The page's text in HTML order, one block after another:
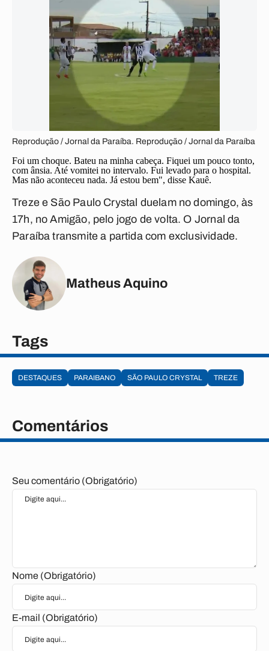
Reprodução / Jornal da Paraíba. Reprodução / Jornal da Paraíba
Foi um choque. Bateu na minha cabeça. Fiquei um pouco tonto,
com ânsia. Até vomitei no intervalo. Fui levado para o hospital.
Mas não aconteceu nada. Já estou bem", disse Kauê.
Treze e São Paulo Crystal duelam no domingo, às
17h, no Amigão, pelo jogo de volta. O Jornal da
Paraíba transmite a partida com exclusividade.
Matheus Aquino
Tags
DESTAQUES PARAIBANO SÃO PAULO CRYSTAL TREZE
Comentários
Seu comentário (Obrigatório)
Nome (Obrigatório)
E-mail (Obrigatório)